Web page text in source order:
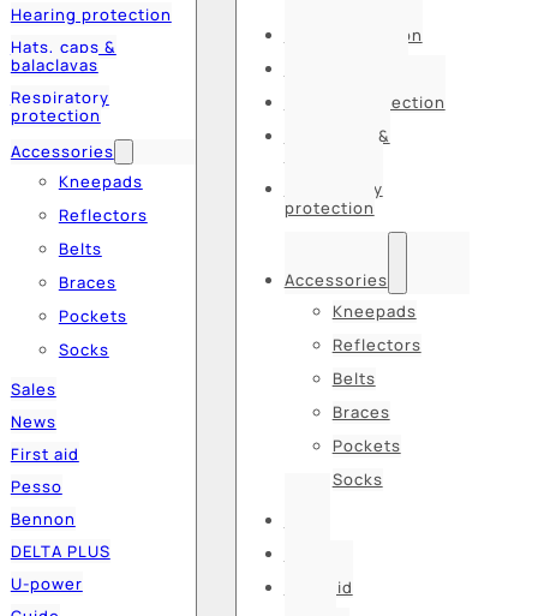
Hearing protection
Hats, caps &
balaclavas
Respiratory
protection
Accessories
Kneepads
Reflectors
Belts
Braces
Pockets
Socks
Sales
News
First aid
Pesso
Bennon
DELTA PLUS
U-power
Head protection
Hearing protection
Hats, caps &
Respiratory
protection
Accessories
Kneepads
Reflectors
Belts
Braces
Pockets
Socks
First aid